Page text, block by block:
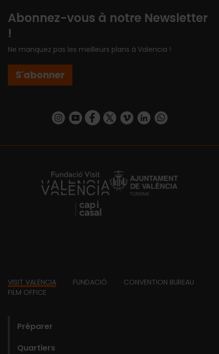
Abonnez-vous à notre Newsletter
!
Ne manquez pas les meilleurs plans à Valencia !
S'abonner
https://www.instagram.com/visit_valencia/
https://www.youtube.com/user/
https://www.facebook.com/
https://twitter.com/
https://vimeo.com/
https://www.linkedin.com/company/turismo-valencia/https://api.whatsapp.com/send/
https://fundacion.visitvalencia.com/
Footer
VISIT VALENCIA FUNDACIÓ
CONVENTION BUREAU
FILM OFFICE
Préparer
Quartiers